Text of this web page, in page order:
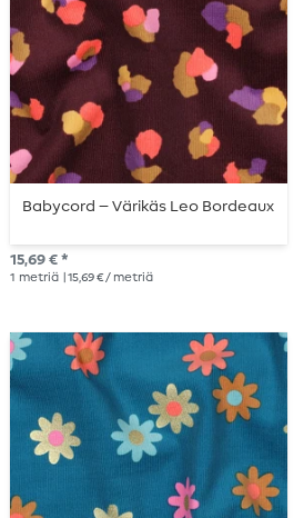
Babycord – Värikäs Leo Bordeaux
15,69 € *
1 metriä | 15,69 € / metriä